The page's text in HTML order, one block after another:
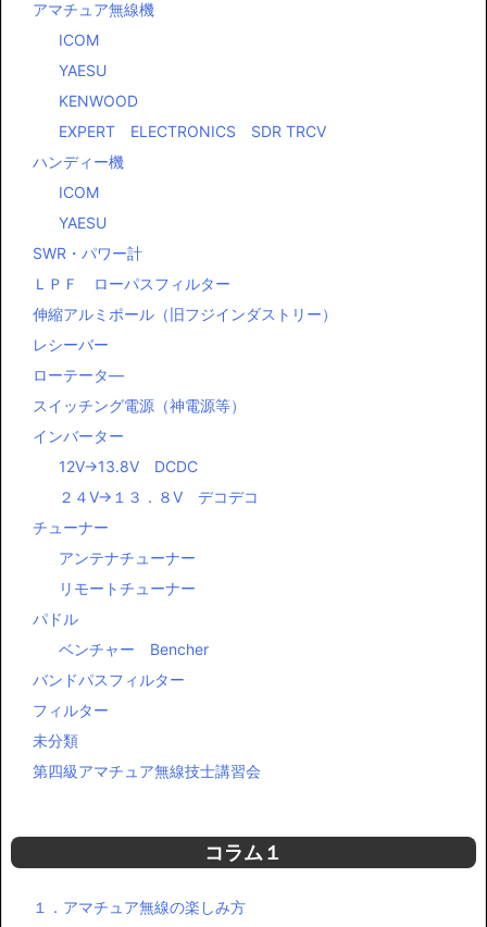
アマチュア無線機
ICOM
YAESU
KENWOOD
EXPERT ELECTRONICS SDR TRCV
ハンディー機
ICOM
YAESU
SWR・パワー計
ＬＰＦ ローパスフィルター
伸縮アルミポール（旧フジインダストリー）
レシーバー
ローテータ―
スイッチング電源（神電源等）
インバーター
12V→13.8V DCDC
２４V→１３．８V デコデコ
チューナー
アンテナチューナー
リモートチューナー
パドル
ベンチャー Bencher
バンドパスフィルター
フィルター
未分類
第四級アマチュア無線技士講習会
コラム１
１．アマチュア無線の楽しみ方